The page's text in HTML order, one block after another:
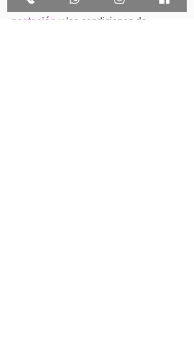
dependiendo de la
semanas de
gestación y las condiciones de